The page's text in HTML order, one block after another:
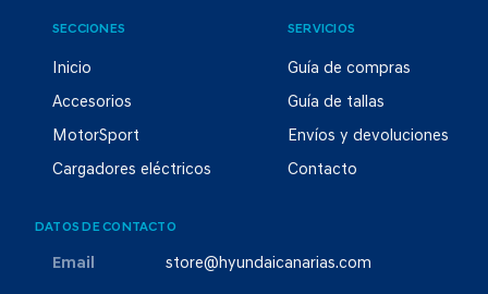
SECCIONES
Inicio
Accesorios
MotorSport
Cargadores eléctricos
SERVICIOS
Guía de compras
Guía de tallas
Envíos y devoluciones
Contacto
DATOS DE CONTACTO
Email store@hyundaicanarias.com